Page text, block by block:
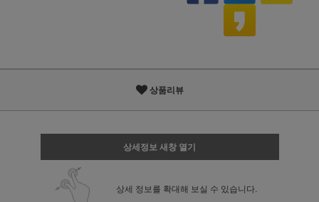
상품리뷰
상세정보 새창 열기
상세 정보를 확대해 보실 수 있습니다.